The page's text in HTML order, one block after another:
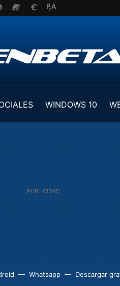
WINDOWS 10
Whatsapp Descargar